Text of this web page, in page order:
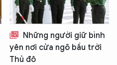
Những người giữ bình
yên nơi cửa ngõ bầu trời
Thủ đô